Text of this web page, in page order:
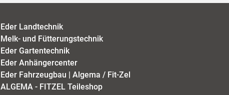
Eder Landtechnik
Melk- und Fütterungstechnik
Eder Gartentechnik
Eder Anhängercenter
Eder Fahrzeugbau | Algema / Fit-Zel
ALGEMA - FITZEL Teileshop